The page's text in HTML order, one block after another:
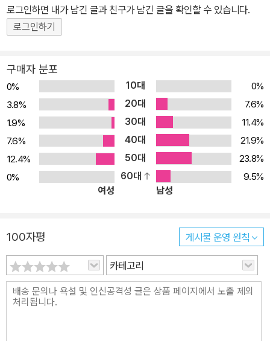
은 이곳을 자신들에게 부와 명예를 가져다줄 ‘기회의 땅’이라고 멋대
로 생각했다. 즉, 오늘날의 미국은 외부자들의 식민지로서 그 역사가
야 하기에 날이 갈수록 불만이 커져간다. 이런 상황에서 상하관계, 그
리고 권력을 결정짓는 요소는 다름 아닌 돈, 경제적인 힘이었다. 신대
륙에는 새로운 개척지를 찾는 상인들이 오갔고, 그들을 중심으로 제
조업이 자리를 잡으면서 자본은 중요한 생산 수단이 되었다. 비록 식
민지였지만 이곳에 정착한 사람들은 자체적으로 공동체의 힘을 키워
야 했고, 더 많은 이익 창출이 필요했다. 당연히 생산 활동을 장려하고
보장하는 분위기가 자연스럽게 형성되었다. 미국이 상대적으로 짧은
시간 안에 세계 강국으로 거듭날 수 있었던 비결은 바로 이런 경제 체
자본주의, 미국 사회에 뿌리내리기 시작하다 으레 자본주의라는 말을
들으면 아담 스미스의 『국부론』이나 칼 마르크스의 『자본론』처럼 학
술적인 개념, 혹은 그로부터 파생되는 경제적인 개념을 떠올리기 마
련이다. 그러나 지극히 한정된 시선으로 분석하기 시작하면 이해의
폭이 좁아지듯이, 다양한 사람이 사는 문명과 사회의 이야기를 하나
로그인하면 내가 남긴 글과 친구가 남긴 글을 확인할 수 있습니다.
로그인하기
구매자 분포
0% 10대
0%
3.8%
20대
7.6%
1.9%
30대
11.4%
7.6%
40대
21.9%
12.4%
50대
23.8%
0%
60대
9.5%
여성
남성
100자평 게시물 운영 원칙
카테고리